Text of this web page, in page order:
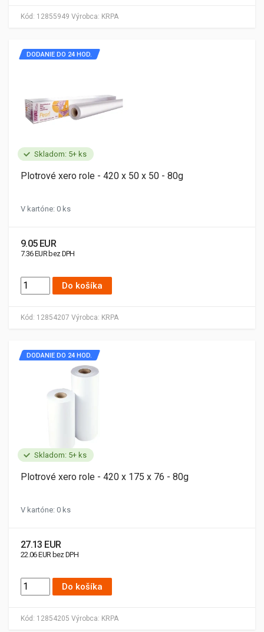
Kód: 12855949 Výrobca: KRPA
Skladom: 5+ ks
Kód: 12854207 Výrobca: KRPA
DODANIE DO 24 HOD.
Plotrové xero role - 420 x 50 x 50 - 80g
V kartóne: 0 ks
9.05 EUR
7.36 EUR bez DPH
Do košíka
Skladom: 5+ ks
Kód: 12854205 Výrobca: KRPA
DODANIE DO 24 HOD.
Plotrové xero role - 420 x 175 x 76 - 80g
V kartóne: 0 ks
27.13 EUR
22.06 EUR bez DPH
Do košíka